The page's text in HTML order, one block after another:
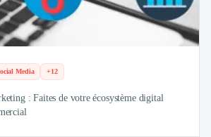
Media +12
: Faites de votre écosystème digital